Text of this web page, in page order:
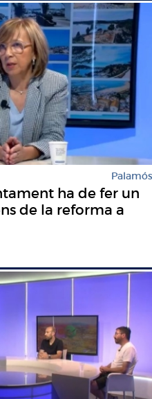
Palamós
ha de fer un
de la reforma a